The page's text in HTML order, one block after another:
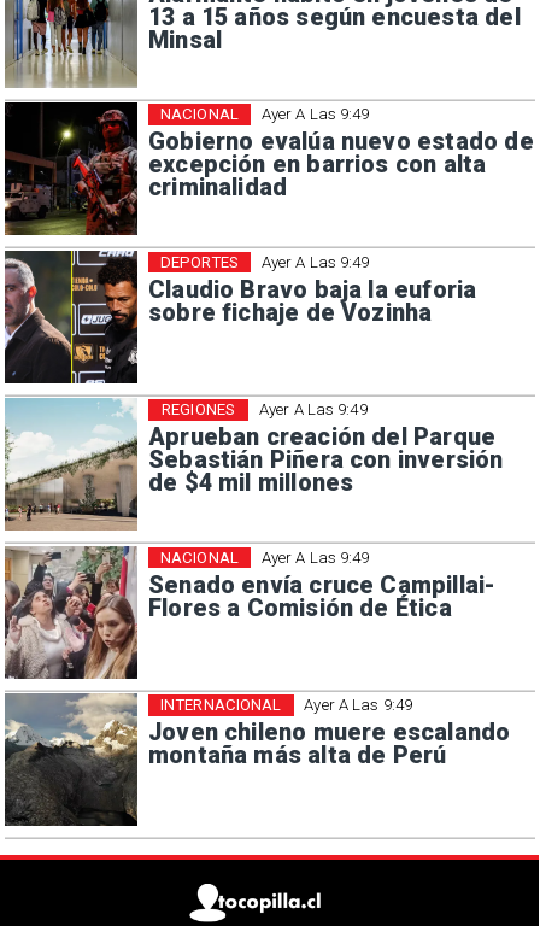
13 a 15 años según encuesta del
Minsal
Ayer A Las 9:49
Gobierno evalúa nuevo estado de
excepción en barrios con alta
criminalidad
NACIONAL
Ayer A Las 9:49
Claudio Bravo baja la euforia
sobre fichaje de Vozinha
DEPORTES
Ayer A Las 9:49
Aprueban creación del Parque
Sebastián Piñera con inversión
de $4 mil millones
REGIONES
Ayer A Las 9:49
Senado envía cruce Campillai-
Flores a Comisión de Ética
NACIONAL
Ayer A Las 9:49
Joven chileno muere escalando
montaña más alta de Perú
INTERNACIONAL